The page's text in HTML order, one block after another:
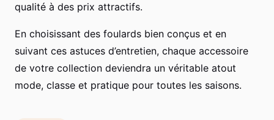
qualité à des prix attractifs.
En choisissant des foulards bien conçus et en
suivant ces astuces d’entretien, chaque accessoire
de votre collection deviendra un véritable atout
mode, classe et pratique pour toutes les saisons.